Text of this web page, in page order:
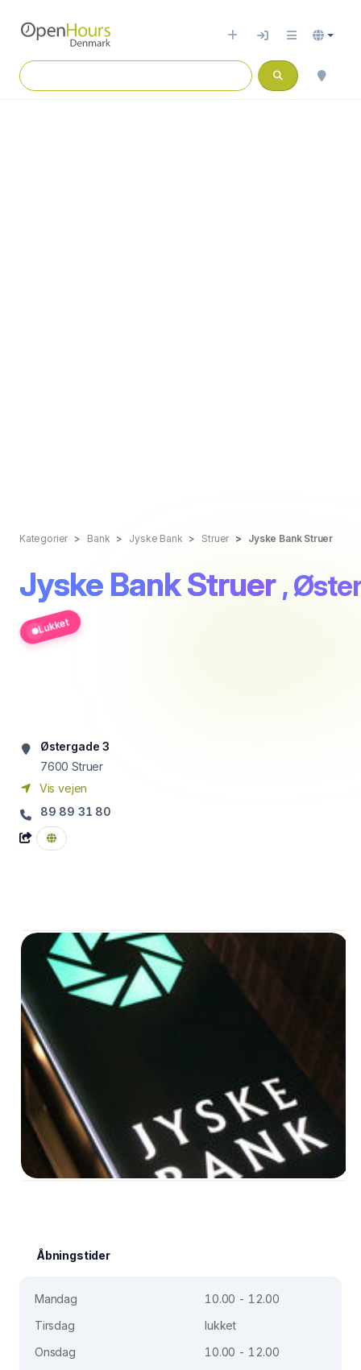
Kategorier Bank Jyske Bank Struer Jyske Bank Struer
Jyske Bank Struer ,
Lukket
Østergade 3
7600 Struer
Vis vejen
89 89 31 80
Åbningstider
Mandag
10.00 - 12.00
Tirsdag
lukket
Onsdag
10.00 - 12.00